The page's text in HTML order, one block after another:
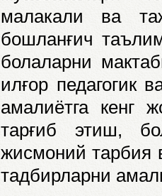
малакали ва
бошланғич
болаларни
илғор педагогик
амалиётга кенг
тарғиб этиш,
жисмоний тарбия
тадбирларни